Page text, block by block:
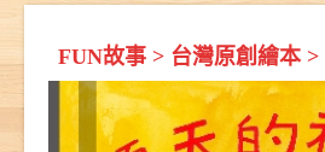
FUN故事> 台灣原創繪本>